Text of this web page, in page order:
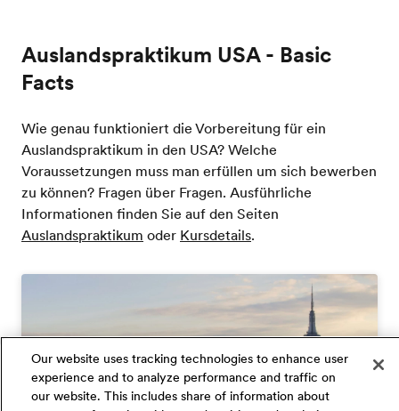
Auslandspraktikum USA - Basic
Facts
Wie genau funktioniert die Vorbereitung für ein
Auslandspraktikum in den USA? Welche
Voraussetzungen muss man erfüllen um sich bewerben
zu können? Fragen über Fragen. Ausführliche
Informationen finden Sie auf den Seiten
Auslandspraktikum oder Kursdetails.
Our website uses tracking technologies to enhance user
experience and to analyze performance and traffic on
our website. This includes share of information about